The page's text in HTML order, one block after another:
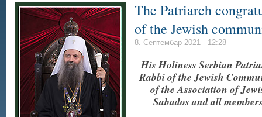
The Patriarch
of the Jewish
8. Септембар 2021 - 12:28
His Holiness Serbian
Rabbi of the Jewish
of the Association of
Sabados and all